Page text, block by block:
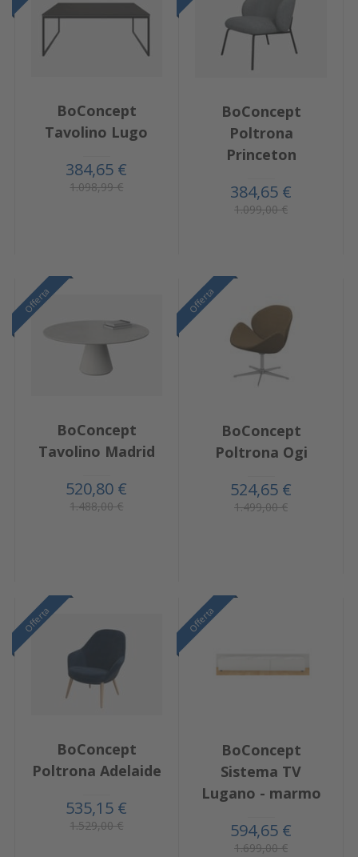
BoConcept
Tavolino Lugo
384,65 €
1.098,99 €
BoConcept
Poltrona
Princeton
384,65 €
1.099,00 €
Offerta
BoConcept
Tavolino Madrid
520,80 €
1.488,00 €
Offerta
BoConcept
Poltrona Ogi
524,65 €
1.499,00 €
Offerta
BoConcept
Poltrona Adelaide
535,15 €
1.529,00 €
Offerta
BoConcept
Sistema TV
Lugano - marmo
594,65 €
1.699,00 €